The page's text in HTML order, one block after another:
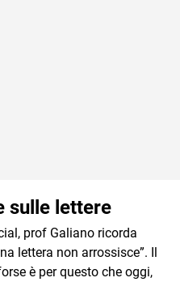
sulle lettere
prof Galiano ricorda
lettera non arrossisce”. Il
è per questo che oggi,